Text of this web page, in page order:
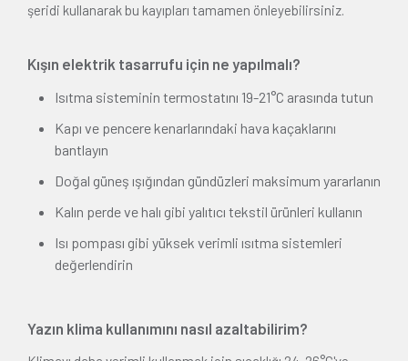
şeridi kullanarak bu kayıpları tamamen önleyebilirsiniz.
Kışın elektrik tasarrufu için ne yapılmalı?
Isıtma sisteminin termostatını 19-21°C arasında tutun
Kapı ve pencere kenarlarındaki hava kaçaklarını
bantlayın
Doğal güneş ışığından gündüzleri maksimum yararlanın
Kalın perde ve halı gibi yalıtıcı tekstil ürünleri kullanın
Isı pompası gibi yüksek verimli ısıtma sistemleri
değerlendirin
Yazın klima kullanımını nasıl azaltabilirim?